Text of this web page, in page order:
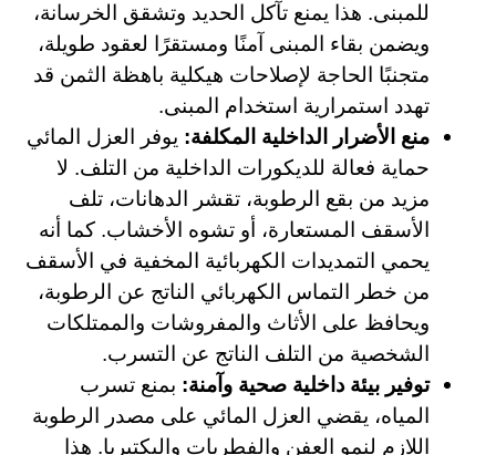
للمبنى. هذا يمنع تآكل الحديد وتشقق الخرسانة،
ويضمن بقاء المبنى آمنًا ومستقرًا لعقود طويلة،
متجنبًا الحاجة لإصلاحات هيكلية باهظة الثمن قد
تهدد استمرارية استخدام المبنى.
منع الأضرار الداخلية المكلفة: يوفر العزل المائي
حماية فعالة للديكورات الداخلية من التلف. لا
مزيد من بقع الرطوبة، تقشر الدهانات، تلف
الأسقف المستعارة، أو تشوه الأخشاب. كما أنه
يحمي التمديدات الكهربائية المخفية في الأسقف
من خطر التماس الكهربائي الناتج عن الرطوبة،
ويحافظ على الأثاث والمفروشات والممتلكات
الشخصية من التلف الناتج عن التسرب.
توفير بيئة داخلية صحية وآمنة: بمنع تسرب
المياه، يقضي العزل المائي على مصدر الرطوبة
اللازم لنمو العفن والفطريات والبكتيريا. هذا